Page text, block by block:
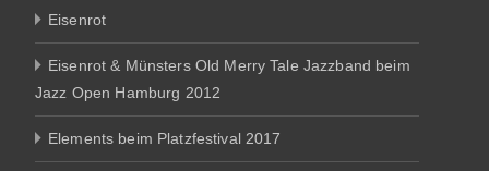
Eisenrot
Eisenrot & Münsters Old Merry Tale Jazzband beim
Jazz Open Hamburg 2012
Elements beim Platzfestival 2017